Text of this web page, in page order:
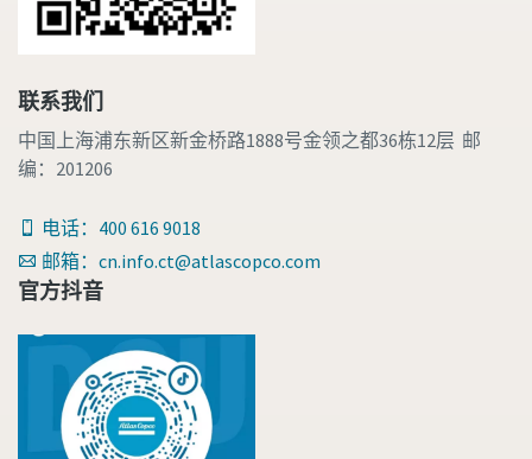
联系我们
中国上海浦东新区新金桥路1888号金领之都36栋12层 邮
编：201206
电话：400 616 9018
邮箱：cn.info.ct@atlascopco.com
官方抖音